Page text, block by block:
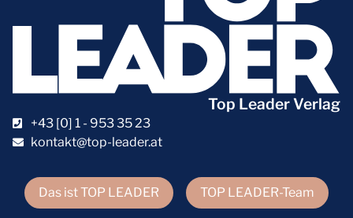
Das ist TOP LEADER TOP LEADER-Team
Top Leader Verlag
+43 [0] 1 - 953 35 23
kontakt@top-leader.at